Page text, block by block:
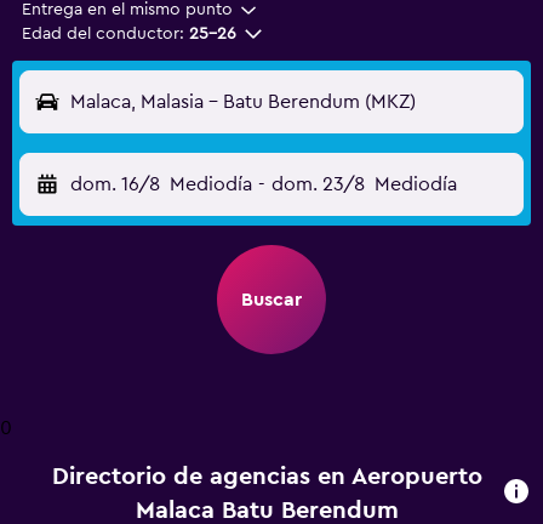
Entrega en el mismo punto
Edad del conductor: 25-26
Malaca, Malasia - Batu Berendum (MKZ)
dom. 16/8 Mediodía - dom. 23/8 Mediodía
Buscar
0
Directorio de agencias en Aeropuerto
Malaca Batu Berendum